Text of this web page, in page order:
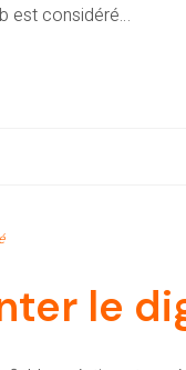
est considéré…
le